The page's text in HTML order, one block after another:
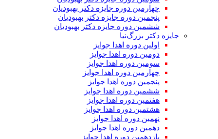
چهارمین دوره جایزه دکتر بهبودیان
پنجمین دوره جایزه دکتر بهبودیان
ششمین دوره جایزه دکتر بهبودیان
جایزه دکتر بزرگ‌نیا
اولین دوره اهدا جوایز
دومین دوره اهدا جوایز
سومین دوره اهدا جوایز
چهارمین دوره اهدا جوایز
پنجمین دوره اهدا جوایز
ششمین دوره اهدا جوایز
هفتمین دوره اهدا جوایز
هشتمین دوره اهدا جوایز
نهمین دوره اهدا جوایز
دهمین دوره اهدا جوایز
یازدهمین دوره اهدا جوایز